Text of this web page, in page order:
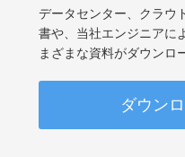
データセンター、クラウ
書や、当社エンジニアに
まざまな資料がダウンロ
ダウン